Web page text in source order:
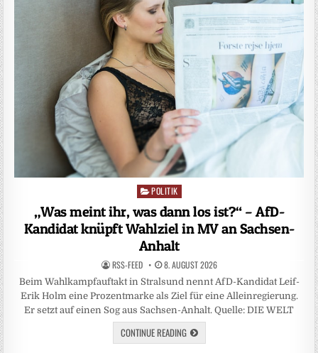
Posted
POLITIK
„Was meint ihr, was dann los ist?“ – AfD-
Kandidat knüpft Wahlziel in MV an Sachsen-
Anhalt
RSS-FEED 8. AUGUST 2026
Beim Wahlkampfauftakt in Stralsund nennt AfD-Kandidat Leif-
Erik Holm eine Prozentmarke als Ziel für eine Alleinregierung.
Er setzt auf einen Sog aus Sachsen-Anhalt. Quelle: DIE WELT
CONTINUE READING